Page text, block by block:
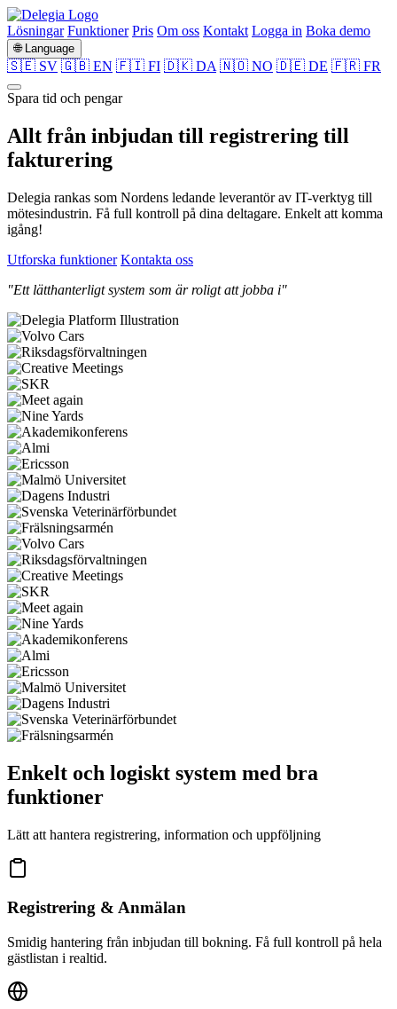
Lösningar Funktioner Pris Om oss Kontakt Logga in Boka demo
🌐 Language
🇸🇪 SV 🇬🇧 EN 🇫🇮 FI 🇩🇰 DA 🇳🇴 NO 🇩🇪 DE 🇫🇷 FR
Spara tid och pengar
Allt från inbjudan till registrering till
fakturering
Delegia rankas som Nordens ledande leverantör av IT-verktyg till
mötesindustrin. Få full kontroll på dina deltagare. Enkelt att komma
igång!
Utforska funktioner Kontakta oss
"Ett lätthanterligt system som är roligt att jobba i"
Enkelt och logiskt system med bra
funktioner
Lätt att hantera registrering, information och uppföljning
Registrering & Anmälan
Smidig hantering från inbjudan till bokning. Få full kontroll på hela
gästlistan i realtid.